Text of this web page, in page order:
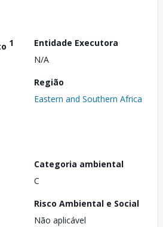
1
Entidade Executora
N/A
Região
Eastern and Southern Africa
Categoria ambiental
C
Risco Ambiental e Social
Não aplicável